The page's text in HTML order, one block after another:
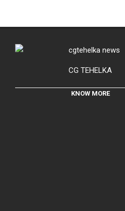
CG TEHELKA
KNOW MORE